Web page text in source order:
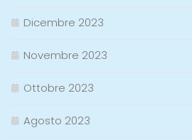
Dicembre 2023
Novembre 2023
Ottobre 2023
Agosto 2023